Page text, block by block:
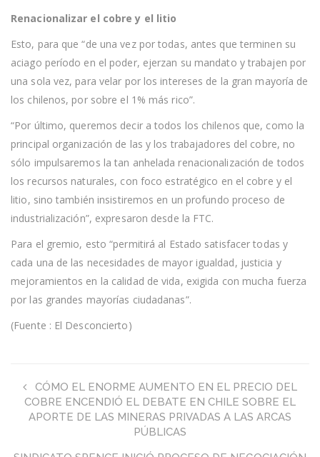
Renacionalizar el cobre y el litio
Esto, para que “de una vez por todas, antes que terminen su
aciago período en el poder, ejerzan su mandato y trabajen por
una sola vez, para velar por los intereses de la gran mayoría de
los chilenos, por sobre el 1% más rico”.
“Por último, queremos decir a todos los chilenos que, como la
principal organización de las y los trabajadores del cobre, no
sólo impulsaremos la tan anhelada renacionalización de todos
los recursos naturales, con foco estratégico en el cobre y el
litio, sino también insistiremos en un profundo proceso de
industrialización”, expresaron desde la FTC.
Para el gremio, esto “permitirá al Estado satisfacer todas y
cada una de las necesidades de mayor igualdad, justicia y
mejoramientos en la calidad de vida, exigida con mucha fuerza
por las grandes mayorías ciudadanas”.
(Fuente : El Desconcierto)
CÓMO EL ENORME AUMENTO EN EL PRECIO DEL
COBRE ENCENDIÓ EL DEBATE EN CHILE SOBRE EL
APORTE DE LAS MINERAS PRIVADAS A LAS ARCAS
PÚBLICAS